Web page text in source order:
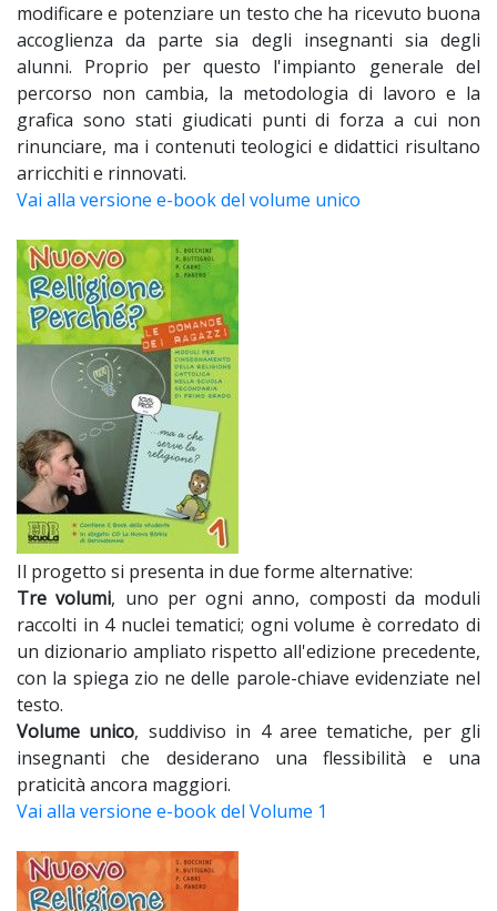
modificare e potenziare un testo che ha ricevuto buona
accoglienza da parte sia degli insegnanti sia degli
alunni. Proprio per questo l'impianto generale del
percorso non cambia, la metodologia di lavoro e la
grafica sono stati giudicati punti di forza a cui non
rinunciare, ma i contenuti teologici e didattici risultano
arricchiti e rinnovati.
Vai alla versione e-book del volume unico
Il progetto si presenta in due forme alternative:
Tre volumi, uno per ogni anno, composti da moduli
raccolti in 4 nuclei tematici; ogni volume è corredato di
un dizionario ampliato rispetto all'edizione precedente,
con la spiega zio ne delle parole-chiave evidenziate nel
testo.
Volume unico, suddiviso in 4 aree tematiche, per gli
insegnanti che desiderano una flessibilità e una
praticità ancora maggiori.
Vai alla versione e-book del Volume 1